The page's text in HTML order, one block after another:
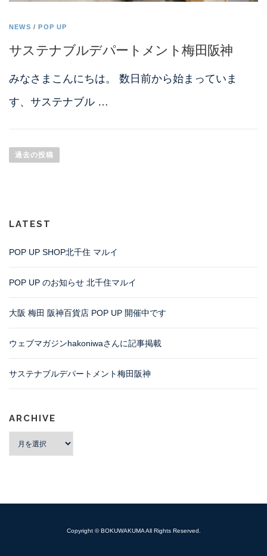
NEWS /POP UP
サステナブルデパートメント梅田阪神
みなさまこんにちは。 数日前から始まっていま
す、サステナブル …
稿
ナ
シ
ン
過去の投稿
LATEST
POP UP SHOP北千住 マルイ
POP UP のお知らせ 北千住マルイ
大阪 梅田 阪神百貨店 POP UP 開催中です
ウェブマガジンhakoniwaさんに記事掲載
サステナブルデパートメント梅田阪神
ARCHIVE
archive
Copyright ©BOKUWAKUMAAll Rights Reserved.